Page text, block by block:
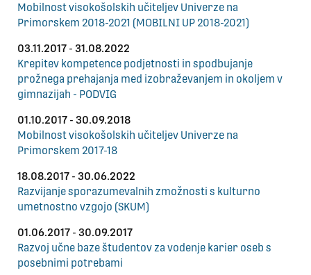
Mobilnost visokošolskih učiteljev Univerze na
Primorskem 2018-2021 (MOBILNI UP 2018-2021)
03.11.2017 - 31.08.2022
Krepitev kompetence podjetnosti in spodbujanje
prožnega prehajanja med izobraževanjem in okoljem v
gimnazijah - PODVIG
01.10.2017 - 30.09.2018
Mobilnost visokošolskih učiteljev Univerze na
Primorskem 2017-18
18.08.2017 - 30.06.2022
Razvijanje sporazumevalnih zmožnosti s kulturno
umetnostno vzgojo (SKUM)
01.06.2017 - 30.09.2017
Razvoj učne baze študentov za vodenje karier oseb s
posebnimi potrebami